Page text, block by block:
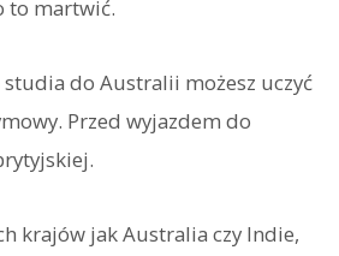
to martwić.
do Australii możesz uczyć
Przed wyjazdem do
krajów jak Australia czy Indie,